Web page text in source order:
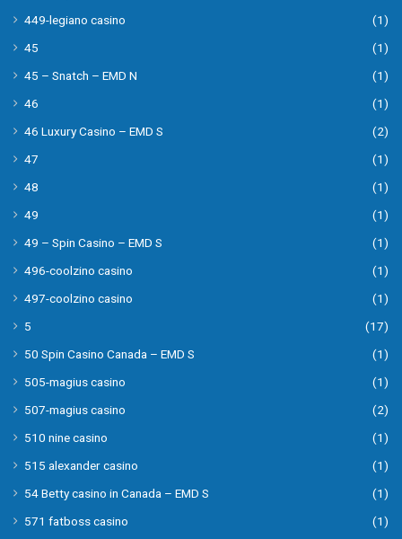
449-legiano casino
(1)
45
(1)
45 – Snatch – EMD N
(1)
46
(1)
46 Luxury Casino – EMD S
(2)
47
(1)
48
(1)
49
(1)
49 – Spin Casino – EMD S
(1)
496-coolzino casino
(1)
497-coolzino casino
(1)
5
(17)
50 Spin Casino Canada – EMD S
(1)
505-magius casino
(1)
507-magius casino
(2)
510 nine casino
(1)
515 alexander casino
(1)
54 Betty casino in Canada – EMD S
(1)
571 fatboss casino
(1)